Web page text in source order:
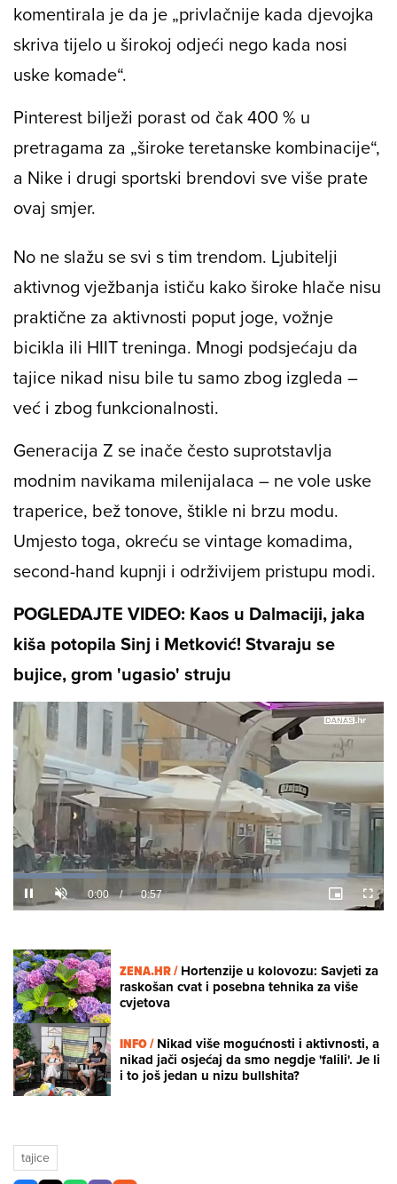
komentirala je da je „privlačnije kada djevojka
skriva tijelo u širokoj odjeći nego kada nosi
uske komade“.
Pinterest bilježi porast od čak 400 % u
pretragama za „široke teretanske kombinacije“,
a Nike i drugi sportski brendovi sve više prate
ovaj smjer.
No ne slažu se svi s tim trendom. Ljubitelji
aktivnog vježbanja ističu kako široke hlače nisu
praktične za aktivnosti poput joge, vožnje
bicikla ili HIIT treninga. Mnogi podsjećaju da
tajice nikad nisu bile tu samo zbog izgleda –
već i zbog funkcionalnosti.
Generacija Z se inače često suprotstavlja
modnim navikama milenijalaca – ne vole uske
traperice, bež tonove, štikle ni brzu modu.
Umjesto toga, okreću se vintage komadima,
second-hand kupnji i održivijem pristupu modi.
POGLEDAJTE VIDEO: Kaos u Dalmaciji, jaka
kiša potopila Sinj i Metković! Stvaraju se
bujice, grom 'ugasio' struju
Unmute /
Loaded:
22.32%
ZENA.HR /Hortenzije u kolovozu: Savjeti za
raskošan cvat i posebna tehnika za više
cvjetova
INFO /Nikad više mogućnosti i aktivnosti, a
nikad jači osjećaj da smo negdje 'falili'. Je li
i to još jedan u nizu bullshita?
tajice